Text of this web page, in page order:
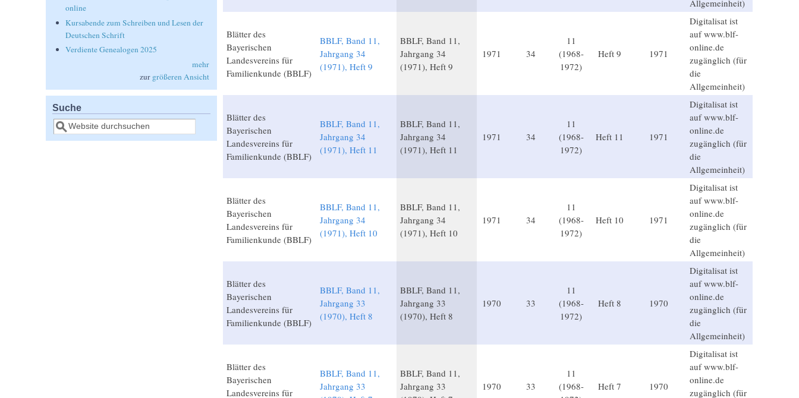
Allgemeinheit)
Blätter des
Bayerischen
Landesvereins für
Familienkunde (BBLF)
BBLF, Band 11,
Jahrgang 34
(1971), Heft 9
BBLF, Band 11,
Jahrgang 34
(1971), Heft 9
1971 34
11
(1968-
1972)
Heft 9 1971
Digitalisat ist
auf www.blf-
online.de
zugänglich (für
die
Allgemeinheit)
Blätter des
Bayerischen
Landesvereins für
Familienkunde (BBLF)
BBLF, Band 11,
Jahrgang 34
(1971), Heft 11
BBLF, Band 11,
Jahrgang 34
(1971), Heft 11
1971 34
11
(1968-
1972)
Heft 11 1971
Digitalisat ist
auf www.blf-
online.de
zugänglich (für
die
Allgemeinheit)
Blätter des
Bayerischen
Landesvereins für
Familienkunde (BBLF)
BBLF, Band 11,
Jahrgang 34
(1971), Heft 10
BBLF, Band 11,
Jahrgang 34
(1971), Heft 10
1971 34
11
(1968-
1972)
Heft 10 1971
Digitalisat ist
auf www.blf-
online.de
zugänglich (für
die
Allgemeinheit)
Blätter des
Bayerischen
Landesvereins für
Familienkunde (BBLF)
BBLF, Band 11,
Jahrgang 33
(1970), Heft 8
BBLF, Band 11,
Jahrgang 33
(1970), Heft 8
1970 33
11
(1968-
1972)
Heft 8 1970
Digitalisat ist
auf www.blf-
online.de
zugänglich (für
die
Allgemeinheit)
Blätter des
Bayerischen
Landesvereins für
BBLF, Band 11,
Jahrgang 33
BBLF, Band 11,
Jahrgang 33
1970 33
11
(1968-
Heft 7 1970
Digitalisat ist
auf www.blf-
online.de
zugänglich (für
online
Kursabende zum Schreiben und Lesen der
Deutschen Schrift
Verdiente Genealogen 2025
mehr
zur größeren Ansicht
Suche
Suche